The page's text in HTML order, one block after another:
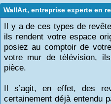
WallArt, entreprise experte en
Il y a de ces types de
ils rendent votre espace
posiez au comptoir de
votre mur de télévision,
pièce.
Il s’agit, en effet, des
certainement déjà entendu